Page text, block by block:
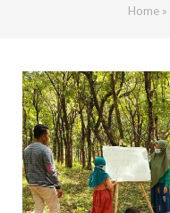
Home»